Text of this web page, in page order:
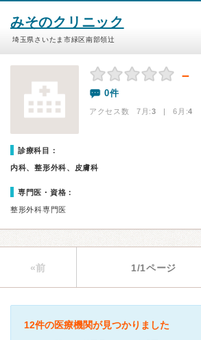
みそのクリニック
埼玉県さいたま市緑区南部領辻
－
0件
アクセス数 7月:3 | 6月:4
診療科目：
内科、整形外科、皮膚科
専門医・資格：
整形外科専門医
«前 1/1ページ
12件の医療機関が見つかりました